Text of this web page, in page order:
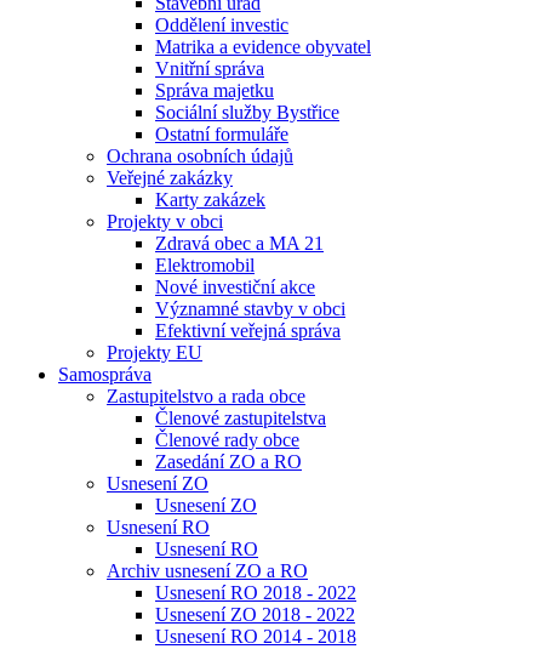
Oddělení investic
Matrika a evidence obyvatel
Vnitřní správa
Správa majetku
Sociální služby Bystřice
Ostatní formuláře
Ochrana osobních údajů
Veřejné zakázky
Karty zakázek
Projekty v obci
Zdravá obec a MA 21
Elektromobil
Nové investiční akce
Významné stavby v obci
Efektivní veřejná správa
Projekty EU
Samospráva
Zastupitelstvo a rada obce
Členové zastupitelstva
Členové rady obce
Zasedání ZO a RO
Usnesení ZO
Usnesení ZO
Usnesení RO
Usnesení RO
Archiv usnesení ZO a RO
Usnesení RO 2018 - 2022
Usnesení ZO 2018 - 2022
Usnesení RO 2014 - 2018